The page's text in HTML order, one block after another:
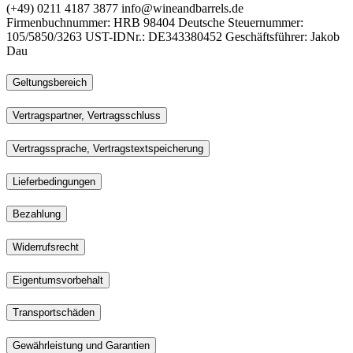
(+49) 0211 4187 3877 info@wineandbarrels.de
Firmenbuchnummer: HRB 98404 Deutsche Steuernummer:
105/5850/3263 UST-IDNr.: DE343380452 Geschäftsführer: Jakob
Dau
Geltungsbereich
Vertragspartner, Vertragsschluss
Vertragssprache, Vertragstextspeicherung
Lieferbedingungen
Bezahlung
Widerrufsrecht
Eigentumsvorbehalt
Transportschäden
Gewährleistung und Garantien